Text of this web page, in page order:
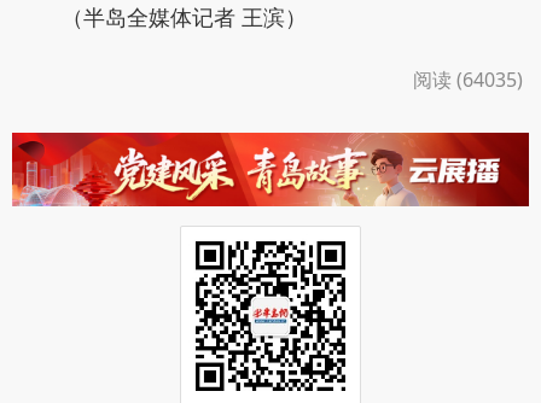
（半岛全媒体记者 王滨）
阅读 (64035)